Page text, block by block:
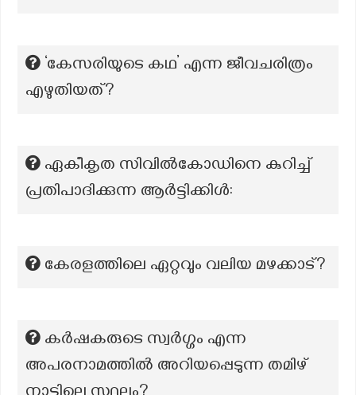
‘കേസരിയുടെ കഥ’ എന്ന ജീവചരിത്രം
എഴുതിയത്?
ഏകീകൃത സിവിൽകോഡിനെ കുറിച്ച്
പ്രതിപാദിക്കുന്ന ആർട്ടിക്കിൾ:
കേരളത്തിലെ ഏറ്റവും വലിയ മഴക്കാട്?
കർഷകരുടെ സ്വർഗ്ഗം എന്ന
അപരനാമത്തിൽ അറിയപ്പെടുന്ന തമിഴ്